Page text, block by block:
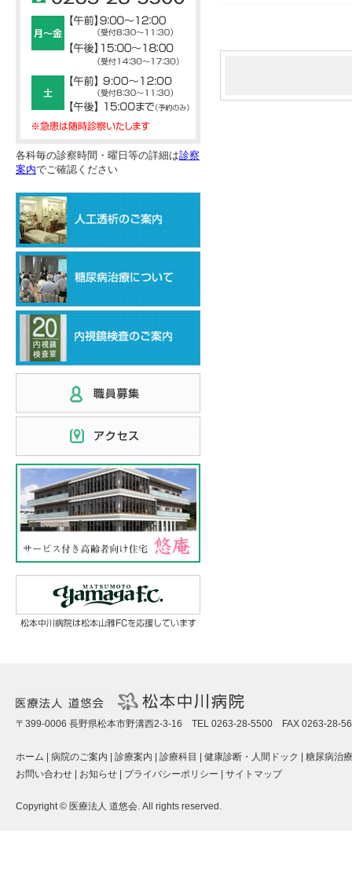
各科毎の診察時間・曜日等の詳細は診察
案内でご確認ください
〒399-0006 長野県松本市野溝西2-3-16 TEL 0263-28-5500 FAX 0263-28-
ホーム 病院のご案内 診療案内 診療科目 健康診断・人間ドック
糖尿病治
お問い合わせ
お知らせ プライバシーポリシー サイトマップ
Copyright © 医療法人 道悠会. All rights reserved.